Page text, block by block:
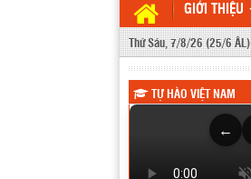
GIỚI THIỆU
Thứ Sáu, 7/8/26 (25/6 ÂL)
TỰ HÀO VIỆT NAM
←